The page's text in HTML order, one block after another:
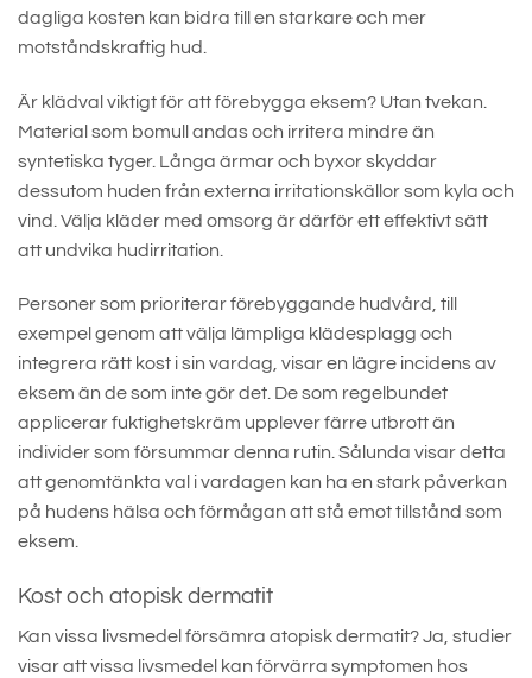
dagliga kosten kan bidra till en starkare och mer
motståndskraftig hud.
Är klädval viktigt för att förebygga eksem? Utan tvekan.
Material som bomull andas och irritera mindre än
syntetiska tyger. Långa ärmar och byxor skyddar
dessutom huden från externa irritationskällor som kyla och
vind. Välja kläder med omsorg är därför ett effektivt sätt
att undvika hudirritation.
Personer som prioriterar förebyggande hudvård, till
exempel genom att välja lämpliga klädesplagg och
integrera rätt kost i sin vardag, visar en lägre incidens av
eksem än de som inte gör det. De som regelbundet
applicerar fuktighetskräm upplever färre utbrott än
individer som försummar denna rutin. Sålunda visar detta
att genomtänkta val i vardagen kan ha en stark påverkan
på hudens hälsa och förmågan att stå emot tillstånd som
eksem.
Kost och atopisk dermatit
Kan vissa livsmedel försämra atopisk dermatit? Ja, studier
visar att vissa livsmedel kan förvärra symptomen hos